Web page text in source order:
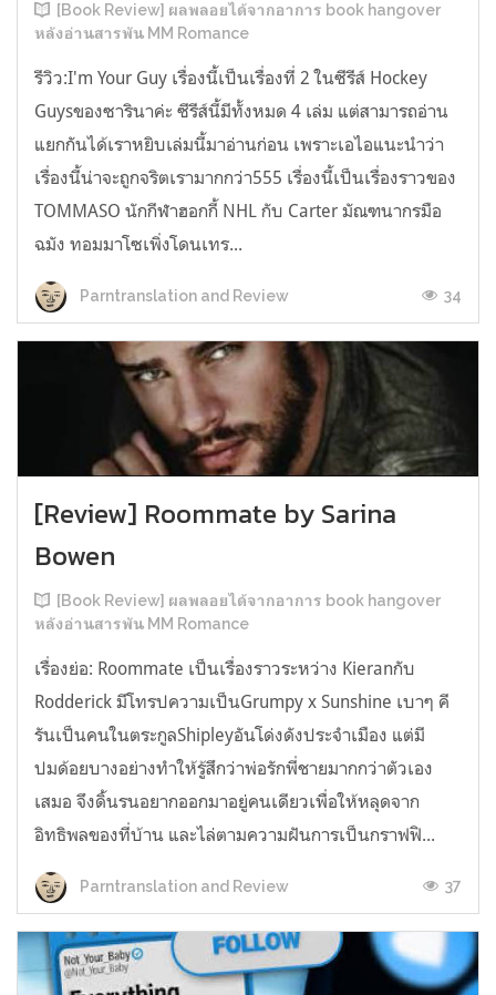
[Book Review] ผลพลอยได้จากอาการ book hangover
หลังอ่านสารพัน MM Romance
รีวิว:I'm Your Guy เรื่องนี้เป็นเรื่องที่ 2 ในซีรีส์ Hockey
Guysของซารินาค่ะ ซีรีส์นี้มีทั้งหมด 4 เล่ม แต่สามารถอ่าน
แยกกันได้เราหยิบเล่มนี้มาอ่านก่อน เพราะเอไอแนะนำว่า
เรื่องนี้น่าจะถูกจริตเรามากกว่า555 เรื่องนี้เป็นเรื่องราวของ
TOMMASO นักกีฬาฮอกกี้ NHL กับ Carter มัณฑนากรมือ
ฉมัง ทอมมาโซเพิ่งโดนเทร...
Parntranslation and Review 34
[Review] Roommate by Sarina
Bowen
[Book Review] ผลพลอยได้จากอาการ book hangover
หลังอ่านสารพัน MM Romance
เรื่องย่อ: Roommate เป็นเรื่องราวระหว่าง Kieranกับ
Rodderick มีโทรปความเป็นGrumpy x Sunshine เบาๆ คี
รันเป็นคนในตระกูลShipleyอันโด่งดังประจำเมือง แต่มี
ปมด้อยบางอย่างทำให้รู้สึกว่าพ่อรักพี่ชายมากกว่าตัวเอง
เสมอ จึงดิ้นรนอยากออกมาอยู่คนเดียวเพื่อให้หลุดจาก
อิทธิพลของที่บ้าน และไล่ตามความฝันการเป็นกราฟฟิ...
Parntranslation and Review 37